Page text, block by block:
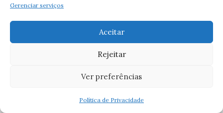
Gerenciar serviços
Aceitar
Rejeitar
Ver preferências
Política de Privacidade